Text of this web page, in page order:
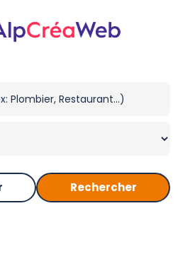
Rechercher